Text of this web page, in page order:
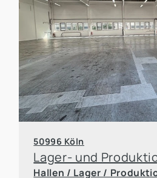
50996 Köln
Hallen / Lager /